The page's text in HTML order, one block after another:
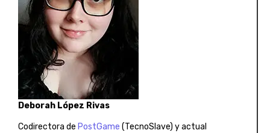
Deborah López Rivas
Codirectora de PostGame (TecnoSlave) y actual